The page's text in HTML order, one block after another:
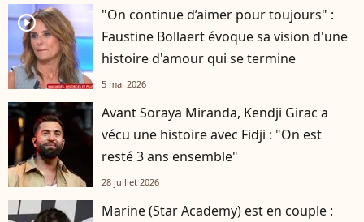
player2
"On continue d’aimer pour toujours" :
Faustine Bollaert évoque sa vision d'une
histoire d'amour qui se termine
5 mai 2026
Avant Soraya Miranda, Kendji Girac a
vécu une histoire avec Fidji : "On est
resté 3 ans ensemble"
28 juillet 2026
Marine (Star Academy) est en couple :